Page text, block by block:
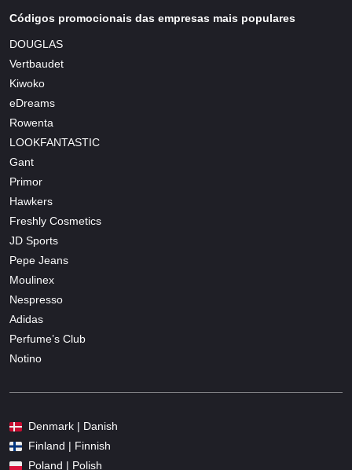
Códigos promocionais das empresas mais populares
DOUGLAS
Vertbaudet
Kiwoko
eDreams
Rowenta
LOOKFANTASTIC
Gant
Primor
Hawkers
Freshly Cosmetics
JD Sports
Pepe Jeans
Moulinex
Nespresso
Adidas
Perfume’s Club
Notino
Denmark | Danish
Finland | Finnish
Poland | Polish